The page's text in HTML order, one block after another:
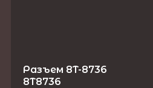
Разъем 8T-8736
8T8736